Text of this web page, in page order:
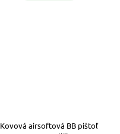
Kovová airsoftová BB pištoľ